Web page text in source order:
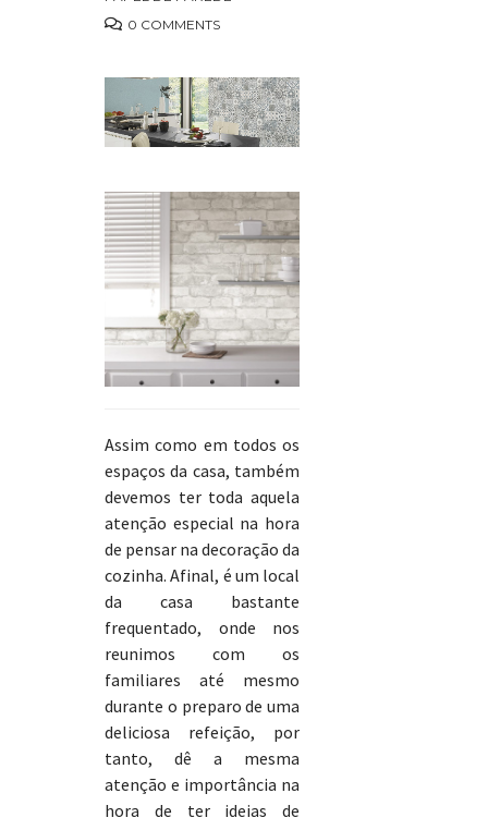
0 COMMENTS
Assim como em todos os
espaços da casa, também
devemos ter toda aquela
atenção especial na hora
de pensar na decoração da
cozinha. Afinal, é um local
da casa bastante
frequentado, onde nos
reunimos com os
familiares até mesmo
durante o preparo de uma
deliciosa refeição, por
tanto, dê a mesma
atenção e importância na
hora de ter ideias de